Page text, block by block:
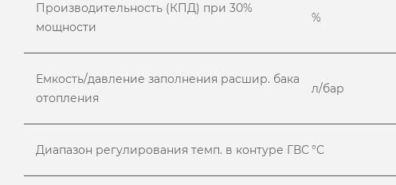
Производительность (КПД) при 30%
мощности
%
Емкость/давление заполнения расшир. бака
отопления
л/бар
Диапазон регулирования темп. в контуре ГВС°С